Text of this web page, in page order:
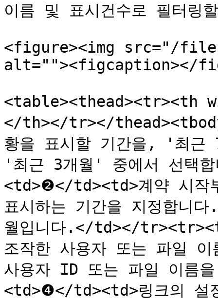
이름 및 표시건수로 필터링
<figure><img src="/files/
alt=""><figcaption></
<table><thead><tr><th
</th></tr></
황을 표시할 기간을, '최
'최근 3개월' 중에서 선택
<td>❷</td><td>계약 시작
표시하는 기간을 지정합니
월입니다.</td></
조작한 사용자 또는 파일
사용자 ID 또는 파일 이름
<td>❹</td><td>링크의